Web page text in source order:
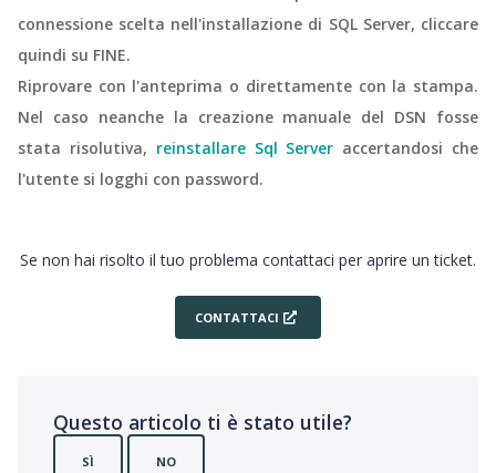
connessione scelta nell'installazione di SQL Server, cliccare
quindi su FINE.
Riprovare con l'anteprima o direttamente con la stampa.
Nel caso neanche la creazione manuale del DSN fosse
stata risolutiva, reinstallare Sql Server accertandosi che
l'utente si logghi con password.
Se non hai risolto il tuo problema contattaci per aprire un ticket.
CONTATTACI
Questo articolo ti è stato utile?
SÌ NO